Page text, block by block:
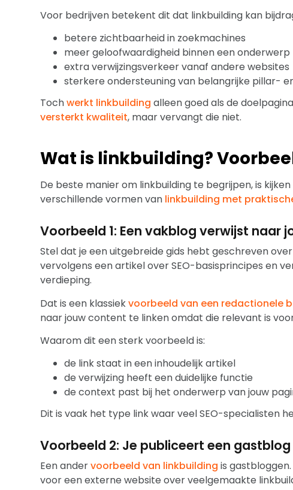
Voor bedrijven betekent dit dat linkbuilding kan
betere zichtbaarheid in zoekmachines
meer geloofwaardigheid binnen een onderwerp
extra verwijzingsverkeer vanaf andere websites
sterkere ondersteuning van belangrijke pillar-
Tochwerkt linkbuilding alleen goed als de
versterkt kwaliteit, maar vervangt die niet.
Wat is linkbuilding?
De beste manier om linkbuilding te begrijpen, is
verschillende vormen van linkbuilding met
Voorbeeld 1: Een vakblog verwijst naar
Stel dat je een uitgebreide gids hebt geschreven
vervolgens een artikel over SEO-basisprincipes en
verdieping.
Dat is een klassiekvoorbeeld van een redactionele
naar jouw content te linken omdat die relevant is
Waarom dit een sterk voorbeeld is:
de link staat in een inhoudelijk artikel
de verwijzing heeft een duidelijke functie
de context past bij het onderwerp van jouw
Dit is vaak het type link waar veel SEO-specialisten
Voorbeeld 2: Je publiceert een
Een andervoorbeeld van linkbuilding is
voor een externe website over veelgemaakte